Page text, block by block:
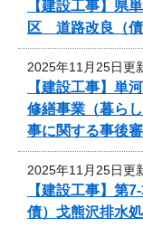
【建設工事】県
区 道路改良（債
2025年11月25日更
【建設工事】単
修繕事業（暮ら
事に関する事後
2025年11月25日更
【建設工事】第
債）戈熊沢排水